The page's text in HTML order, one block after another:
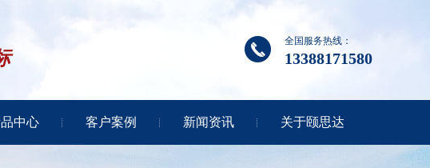
全国服务热线：
13388171580
中心 客户案例 新闻资讯 关于颐思达